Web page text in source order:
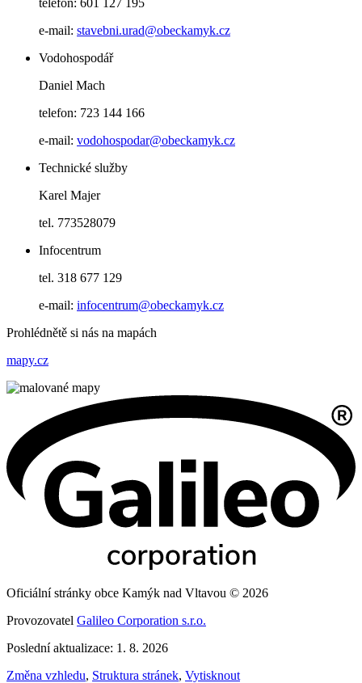
e-mail: stavebni.urad@obeckamyk.cz
Vodohospodář
Daniel Mach
telefon: 723 144 166
e-mail: vodohospodar@obeckamyk.cz
Technické služby
Karel Majer
tel. 773528079
Infocentrum
tel. 318 677 129
e-mail: infocentrum@obeckamyk.cz
Prohlédnětě si nás na mapách
mapy.cz
Oficiální stránky obce Kamýk nad Vltavou © 2026
Provozovatel Galileo Corporation s.r.o.
Poslední aktualizace: 1. 8. 2026
Změna vzhledu, Struktura stránek, Vytisknout